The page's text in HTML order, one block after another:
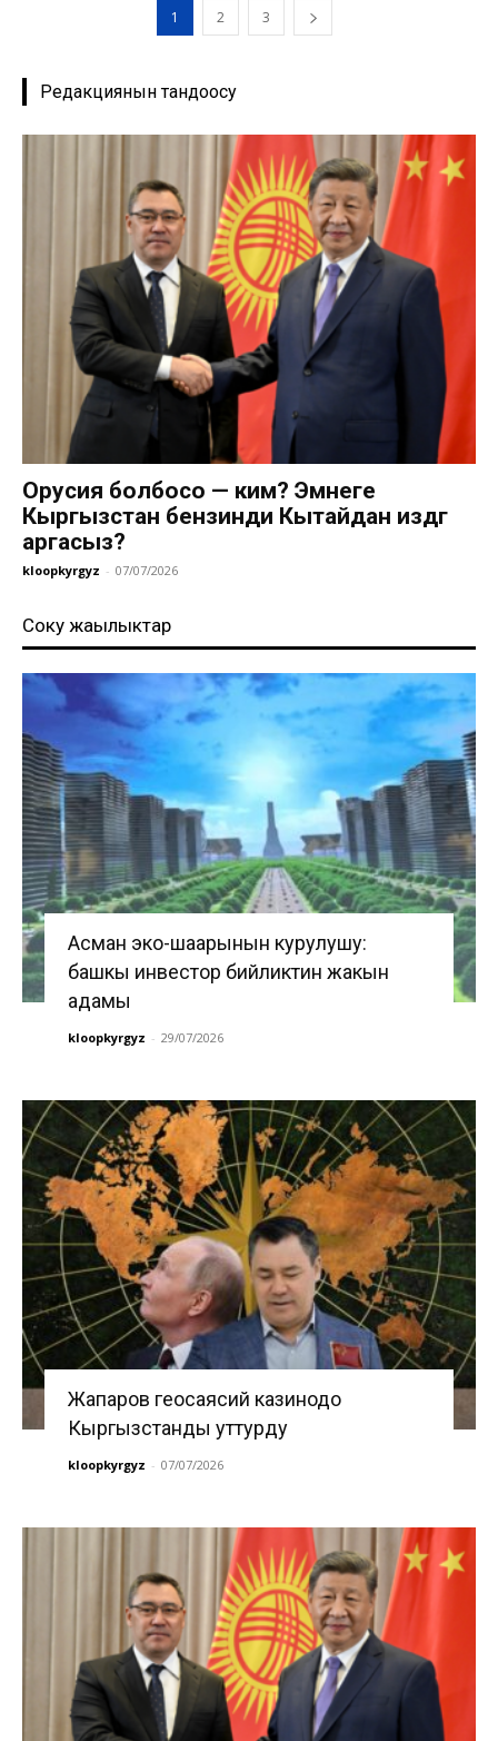
1 2 3
Редакциянын тандоосу
Орусия болбосо — ким? Эмнеге
Кыргызстан бензинди Кытайдан издөөгө
аргасыз?
kloopkyrgyz - 07/07/2026
Соңку жаңылыктар
Асман эко-шаарынын курулушу:
башкы инвестор бийликтин жакын
адамы
kloopkyrgyz - 29/07/2026
Жапаров геосаясий казинодо
Кыргызстанды уттурду
kloopkyrgyz - 07/07/2026